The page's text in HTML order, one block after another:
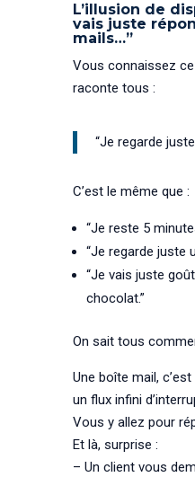
L’illusion de
vais juste
mails…”
Vous connaissez
raconte tous :
“Je regarde
C’est le même que :
“Je reste 5
“Je regarde juste
“Je vais juste
chocolat.”
On sait tous
Une boîte mail,
un flux infini
Vous y allez pour
Et là, surprise :
– Un client vous